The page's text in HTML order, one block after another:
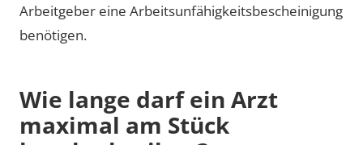
Arbeitgeber eine Arbeitsunfähigkeitsbescheinigung
benötigen.
Wie lange darf ein Arzt
maximal am Stück